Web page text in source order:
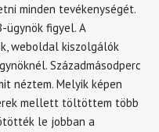
minden tevékenységét.
ügynök figyel. A
weboldal kiszolgálók
Századmásodperc
néztem. Melyik képen
mellett töltöttem több
le jobban a